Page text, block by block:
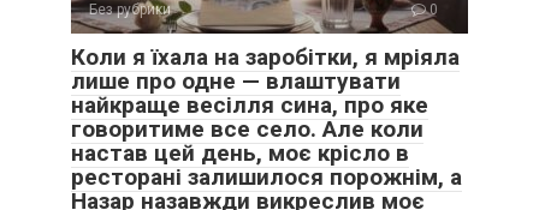
Без рубрики 0
Коли я їхала на заробітки, я мріяла
лише про одне — влаштувати
найкраще весілля сина, про яке
говоритиме все село. Але коли
настав цей день, моє крісло в
ресторані залишилося порожнім, а
Назар назавжди викреслив моє